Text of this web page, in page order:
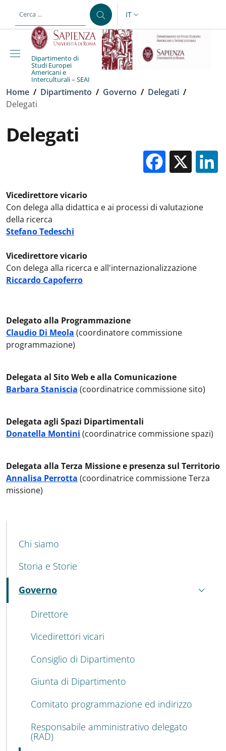
al contenuto principale
SELETTORE LINGUA:
IT
Dipartimento di
Studi Europei
Americani e
Interculturali – SEAI
Briciole di pane
Home / Dipartimento / Governo / Delegati /
Delegati
Delegati
X
Vicedirettore vicario
Con delega alla didattica e ai processi di valutazione
della ricerca
Stefano Tedeschi
Vicedirettore vicario
Con delega alla ricerca e all'internazionalizzazione
Riccardo Capoferro
Delegato alla Programmazione
Claudio Di Meola (coordinatore commissione
programmazione)
Delegata al Sito Web e alla Comunicazione
Barbara Staniscia (coordinatrice commissione sito)
Delegata agli Spazi Dipartimentali
Donatella Montini (coordinatrice commissione spazi)
Delegata alla Terza Missione e presenza sul Territorio
Annalisa Perrotta (coordinatrice commissione Terza
missione)
MENU CEV SECOND NAVIGATION
Chi siamo
Storia e Storie
Governo
Attivo
Direttore
Vicedirettori vicari
Consiglio di Dipartimento
Giunta di Dipartimento
Comitato programmazione ed indirizzo
Responsabile amministrativo delegato
(RAD)